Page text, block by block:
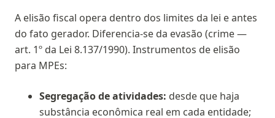
A elisão fiscal opera dentro dos limites da lei e antes
do fato gerador. Diferencia-se da evasão (crime —
art. 1º da Lei 8.137/1990). Instrumentos de elisão
para MPEs:
Segregação de atividades: desde que haja
substância econômica real em cada entidade;